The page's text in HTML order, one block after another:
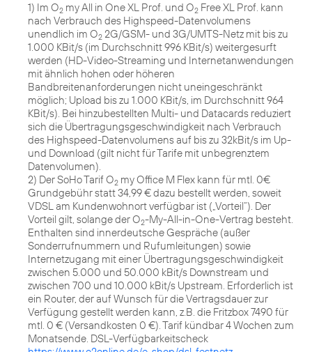
1) Im O2 my All in One XL Prof. und O2 Free XL Prof. kann
nach Verbrauch des Highspeed-Datenvolumens
unendlich im O2 2G/GSM- und 3G/UMTS-Netz mit bis zu
1.000 KBit/s (im Durchschnitt 996 KBit/s) weitergesurft
werden (HD-Video-Streaming und Internetanwendungen
mit ähnlich hohen oder höheren
Bandbreitenanforderungen nicht uneingeschränkt
möglich; Upload bis zu 1.000 KBit/s, im Durchschnitt 964
KBit/s). Bei hinzubestellten Multi- und Datacards reduziert
sich die Übertragungsgeschwindigkeit nach Verbrauch
des Highspeed-Datenvolumens auf bis zu 32kBit/s im Up-
und Download (gilt nicht für Tarife mit unbegrenztem
Datenvolumen).
2) Der SoHo Tarif O2 my Office M Flex kann für mtl. 0€
Grundgebühr statt 34,99 € dazu bestellt werden, soweit
VDSL am Kundenwohnort verfügbar ist („Vorteil“). Der
Vorteil gilt, solange der O2-My-All-in-One-Vertrag besteht.
Enthalten sind innerdeutsche Gespräche (außer
Sonderrufnummern und Rufumleitungen) sowie
Internetzugang mit einer Übertragungsgeschwindigkeit
zwischen 5.000 und 50.000 kBit/s Downstream und
zwischen 700 und 10.000 kBit/s Upstream. Erforderlich ist
ein Router, der auf Wunsch für die Vertragsdauer zur
Verfügung gestellt werden kann, z.B. die Fritzbox 7490 für
mtl. 0 € (Versandkosten 0 €). Tarif kündbar 4 Wochen zum
Monatsende. DSL-Verfügbarkeitscheck